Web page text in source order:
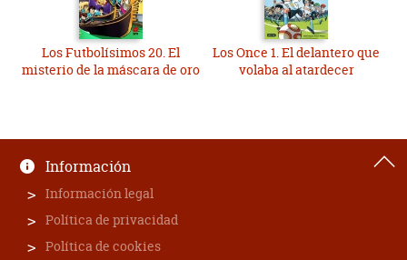
Los Futbolísimos 20. El
misterio de la máscara de oro
Los Once 1. El delantero que
volaba al atardecer
Información
Información legal
Política de privacidad
Política de cookies